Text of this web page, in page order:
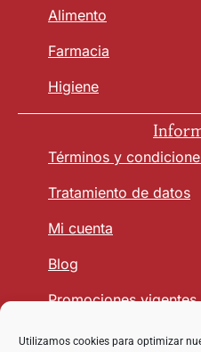
Utilizamos cookies para optimizar
Alimento
Farmacia
Higiene
Términos y
Tratamiento de datos
Mi cuenta
Blog
Promociones vigentes
Seguridad